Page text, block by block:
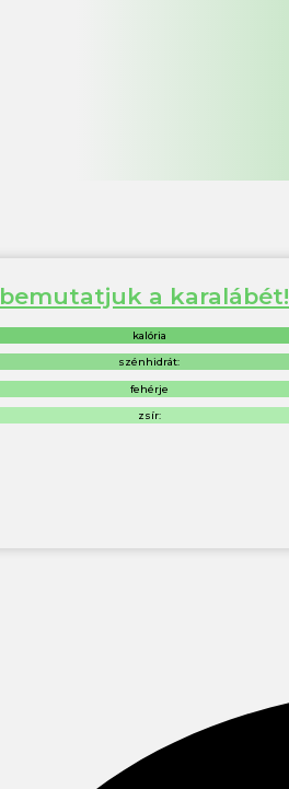
a karalábét!
kalória
szénhidrát:
fehérje
zsír: